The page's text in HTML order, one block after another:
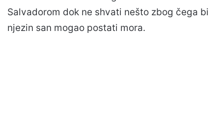
Salvadorom dok ne shvati nešto zbog čega bi
njezin san mogao postati mora.